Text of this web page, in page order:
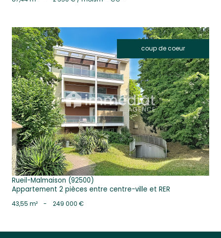
coup de coeur
voir le bien
Rueil-Malmaison (92500)
Appartement 2 pièces entre centre-ville et RER
43,55 m² - 249 000 €